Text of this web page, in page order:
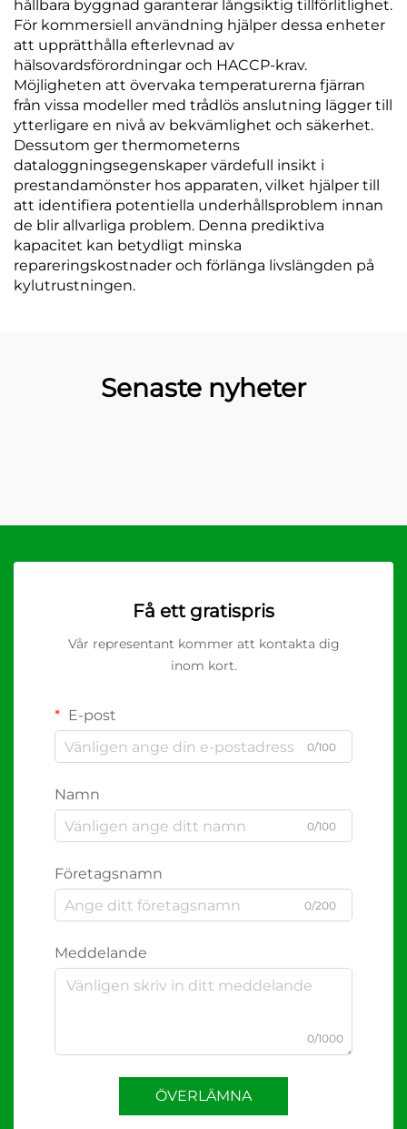
hållbara byggnad garanterar långsiktig tillförlitlighet.
För kommersiell användning hjälper dessa enheter
att upprätthålla efterlevnad av
hälsovardsförordningar och HACCP-krav.
Möjligheten att övervaka temperaturerna fjärran
från vissa modeller med trådlös anslutning lägger till
ytterligare en nivå av bekvämlighet och säkerhet.
Dessutom ger thermometerns
dataloggningsegenskaper värdefull insikt i
prestandamönster hos apparaten, vilket hjälper till
att identifiera potentiella underhållsproblem innan
de blir allvarliga problem. Denna prediktiva
kapacitet kan betydligt minska
repareringskostnader och förlänga livslängden på
kylutrustningen.
Senaste nyheter
Få ett gratispris
Vår representant kommer att kontakta dig
inom kort.
E-post
0/100
Namn
0/100
Företagsnamn
0/200
Meddelande
0/1000
ÖVERLÄMNA